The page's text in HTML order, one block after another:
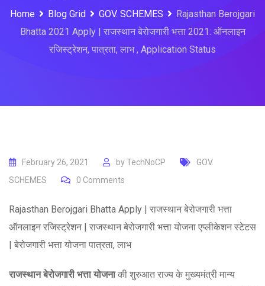
Home Blog Grid GOV. SCHEMES
Rajasthan Berojgari
Bhatta 2021 Apply | राजस्थान बेरोजगारी भत्ता 2021: ऑनलाइन
रजिस्ट्रेशन, पात्रता, लाभ , Application Status
February 26, 2021 byTechNoCP
GOV.
SCHEMES
0 Comments
Rajasthan Berojgari Bhatta Apply | राजस्थान बेरोजगारी भत्ता
ऑनलाइन रजिस्ट्रेशन | राजस्थान बेरोजगारी भत्ता योजना एप्लीकेशन स्टेटस
| बेरोजगारी भत्ता योजना पात्रता, लाभ
राजस्थान बेरोजगारी भत्ता योजनाकी शुरुआत राज्य के मुख्यमंत्री मान्य